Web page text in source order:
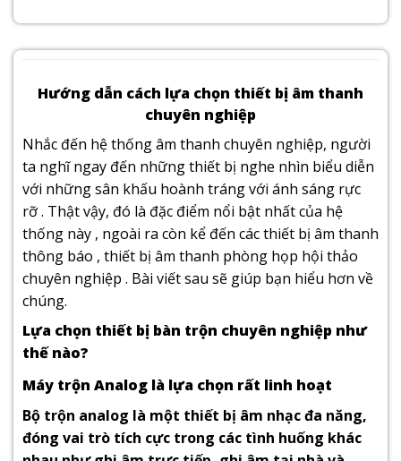
Hướng dẫn cách lựa chọn thiết bị âm thanh
chuyên nghiệp
Nhắc đến hệ thống âm thanh chuyên nghiệp, người
ta nghĩ ngay đến những thiết bị nghe nhìn biểu diễn
với những sân khấu hoành tráng với ánh sáng rực
rỡ . Thật vậy, đó là đặc điểm nổi bật nhất của hệ
thống này , ngoài ra còn kể đến các thiết bị âm thanh
thông báo , thiết bị âm thanh phòng họp hội thảo
chuyên nghiệp . Bài viết sau sẽ giúp bạn hiểu hơn về
chúng.
Lựa chọn thiết bị bàn trộn chuyên nghiệp như
thế nào?
Máy trộn Analog là lựa chọn rất linh hoạt
Bộ trộn analog là một thiết bị âm nhạc đa năng,
đóng vai trò tích cực trong các tình huống khác